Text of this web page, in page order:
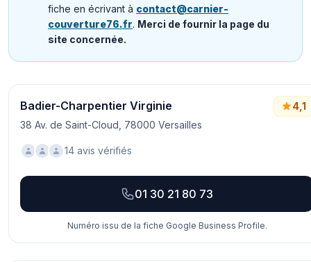
fiche en écrivant à contact@carnier-
couverture76.fr. Merci de fournir la page du
site concernée.
Badier-Charpentier Virginie
38 Av. de Saint-Cloud, 78000 Versailles
4,1
14 avis vérifiés
01 30 21 80 73
Numéro issu de la fiche Google Business Profile.